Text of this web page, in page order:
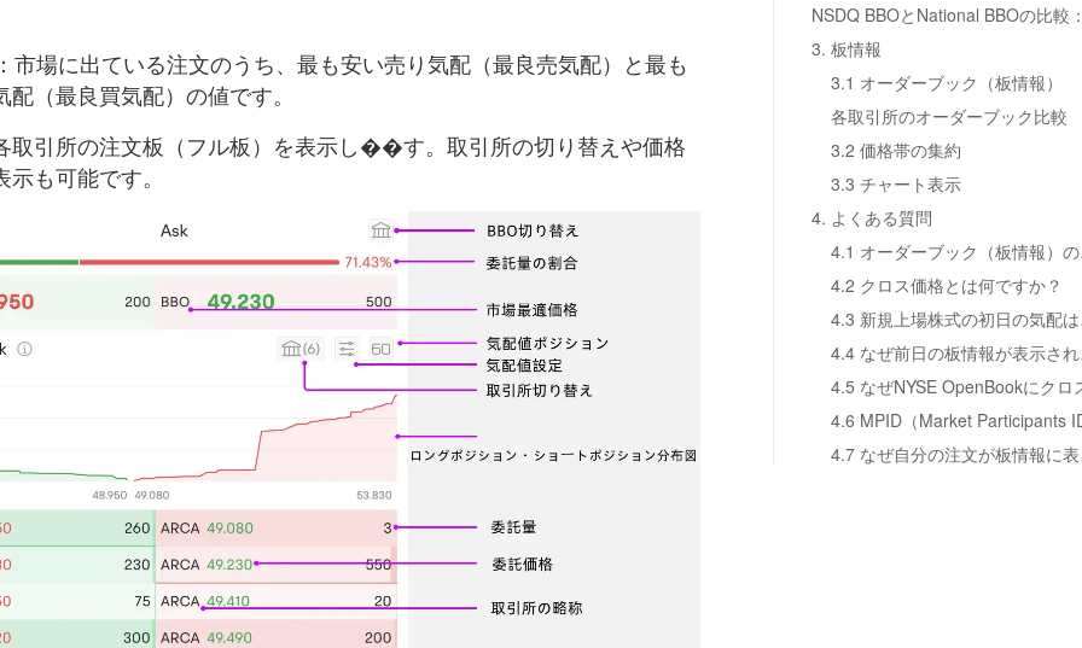
市場に出ている注文のうち、最も安い売り気配（最良売気配）と最も
配（最良買気配）の値です。
取引所の注文板（フル板）を表示し��す。取引所の切り替えや価格
も可能です。
NSDQ BBOとNational BBOの比較
3. 板情報
3.1 オーダーブック（板情報）
各取引所のオーダーブック比較
3.2 価格帯の集約
3.3 チャート表示
4. よくある質問
4.1
4.2 クロス価格とは何ですか？
4.3
4.4
4.7